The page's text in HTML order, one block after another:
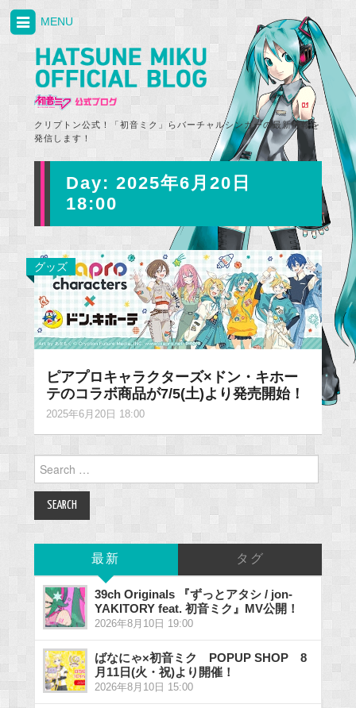
クリプトン公式！「初音ミク」らバーチャルシンガーの最新情報を
発信します！
MENU
Day: 2025年6月20日
18:00
グッズ
ピアプロキャラクターズ×ドン・キホー
テのコラボ商品が7/5(土)より発売開始！
2025年6月20日 18:00
for:
最新 タグ
39ch Originals 『ずっとアタシ / jon-
YAKITORY feat. 初音ミク』MV公開！
2026年8月10日 19:00
ばなにゃ×初音ミク POPUP SHOP 8
月11日(火・祝)より開催！
2026年8月10日 15:00